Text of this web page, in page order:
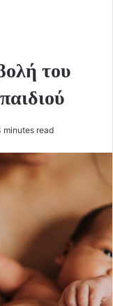
του
minutes read